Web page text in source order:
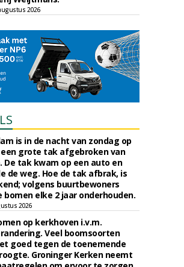
2026
is in de nacht van zondag op
grote tak afgebroken van
De tak kwam op een auto en
de weg. Hoe de tak afbrak, is
volgens buurtbewoners
bomen elke 2 jaar onderhouden.
2026
op kerkhoven i.v.m.
Veel boomsoorten
goed tegen de toenemende
Groninger Kerken neemt